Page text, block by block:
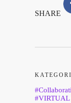
SHARE
VIRTUAL